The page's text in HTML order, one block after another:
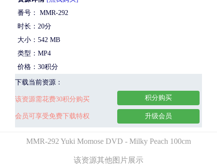
番号： MMR-292
时长：20分
大小：542 MB
类型：MP4
价格：30积分
下载当前资源：
该资源需花费30积分购买
会员可享受免费下载特权
积分购买
升级会员
MMR-292 Yuki Momose DVD - Milky Peach 100cm
该资源其他图片展示